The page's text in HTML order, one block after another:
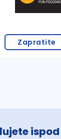
Zapratite